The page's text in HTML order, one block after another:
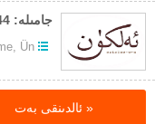
جامىلە: 1944
, Ün
« ئالدىنقى بەت